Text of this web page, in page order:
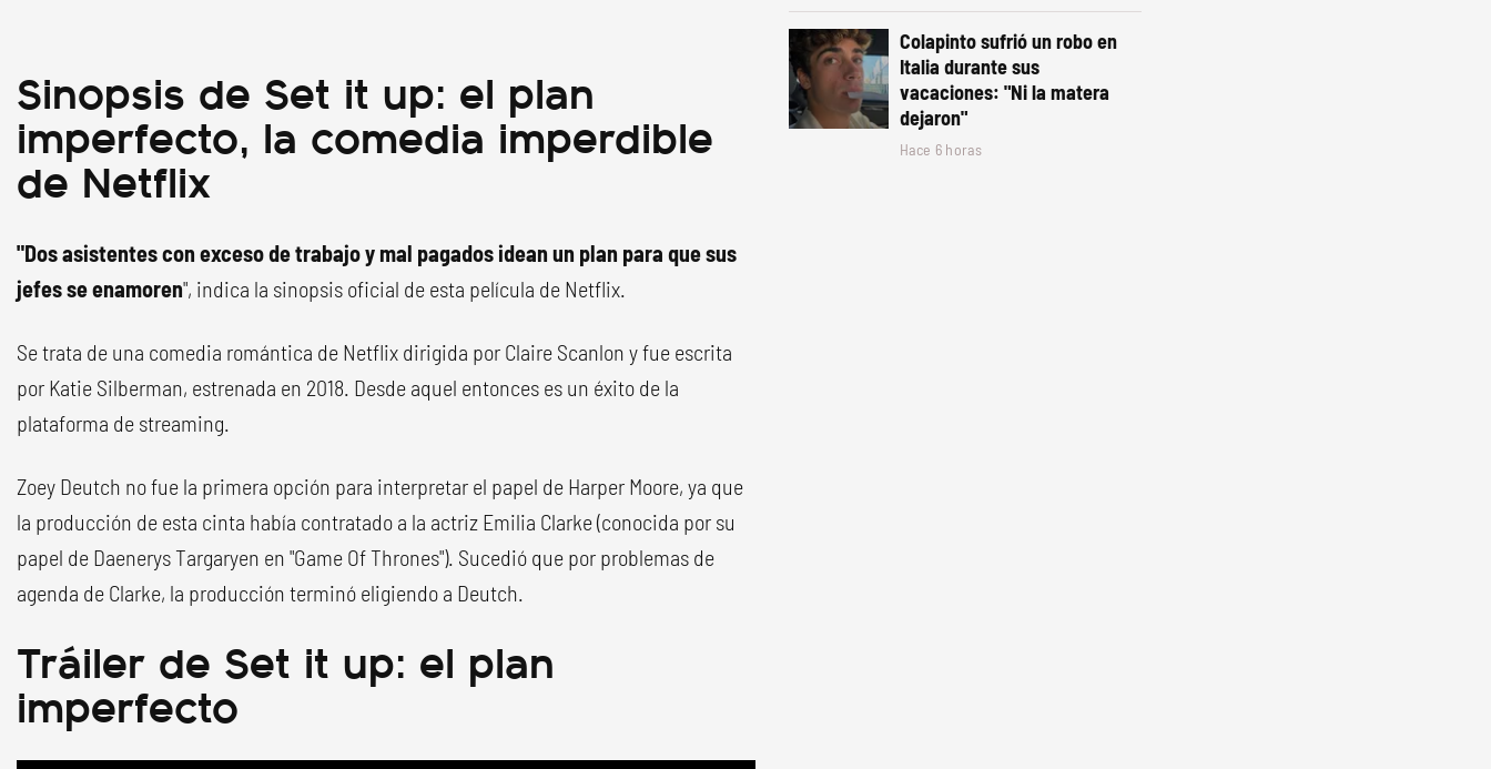
Sinopsis de Set it up: el plan
imperfecto, la comedia imperdible
de Netflix
"Dos asistentes con exceso de trabajo y mal pagados idean un plan para que sus
jefes se enamoren", indica la sinopsis oficial de esta película de Netflix.
Se trata de una comedia romántica de Netflix dirigida por Claire Scanlon y fue escrita
por Katie Silberman, estrenada en 2018. Desde aquel entonces es un éxito de la
plataforma de streaming.
Zoey Deutch no fue la primera opción para interpretar el papel de Harper Moore, ya que
la producción de esta cinta había contratado a la actriz Emilia Clarke (conocida por su
papel de Daenerys Targaryen en "Game Of Thrones"). Sucedió que por problemas de
agenda de Clarke, la producción terminó eligiendo a Deutch.
Tráiler de Set it up: el plan
imperfecto
Colapinto sufrió un robo en
Italia durante sus
vacaciones: "Ni la matera
dejaron"
Hace 6 horas